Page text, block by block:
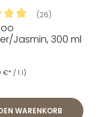
von 5 Sternen
(26)
Jasmin, 300 ml
€* / 1 l)
WARENKORB